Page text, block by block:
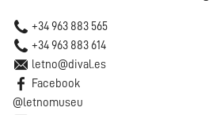
+34 963 883 565
+34 963 883 614
letno@dival.es
Facebook
@letnomuseu